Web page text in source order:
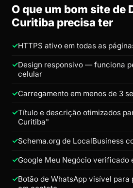
O que um bom site de
Curitiba precisa ter
HTTPS ativo em todas as
Design responsivo — funciona
celular
Carregamento em menos de 3
Título e descrição otimizados
Curitiba"
Schema.org de LocalBusiness
Google Meu Negócio verificado
Botão de WhatsApp visível